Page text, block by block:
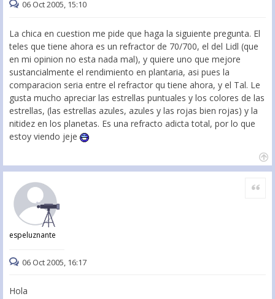
06 Oct 2005, 15:10
La chica en cuestion me pide que haga la siguiente pregunta. El
teles que tiene ahora es un refractor de 70/700, el del Lidl (que
en mi opinion no esta nada mal), y quiere uno que mejore
sustancialmente el rendimiento en plantaria, asi pues la
comparacion seria entre el refractor qu tiene ahora, y el Tal. Le
gusta mucho apreciar las estrellas puntuales y los colores de las
estrellas, (las estrellas azules, azules y las rojas bien rojas) y la
nitidez en los planetas. Es una refracto adicta total, por lo que
estoy viendo jeje
espeluznante
Citar
06 Oct 2005, 16:17
Hola